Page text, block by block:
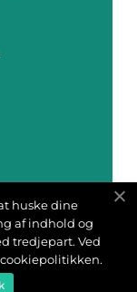
huske dine
af indhold og
tredjepart. Ved